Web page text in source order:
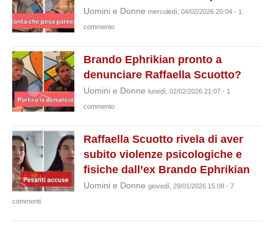
Uomini e Donne mercoledì, 04/02/2026 20:04 - 1
commento
Brando Ephrikian pronto a
denunciare Raffaella Scuotto?
Uomini e Donne lunedì, 02/02/2026 21:07 - 1
commento
Raffaella Scuotto rivela di aver
subito violenze psicologiche e
fisiche dall’ex Brando Ephrikian
Uomini e Donne giovedì, 29/01/2026 15:08 - 7
commenti